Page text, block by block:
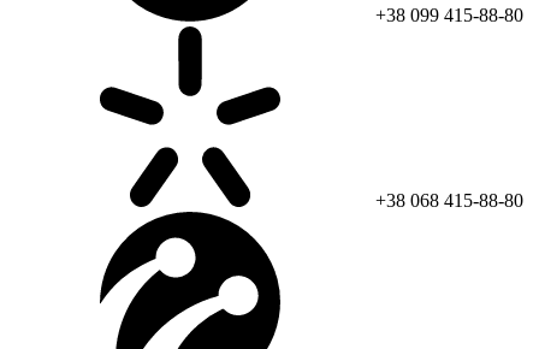
+38 099 415-88-80
+38 068 415-88-80